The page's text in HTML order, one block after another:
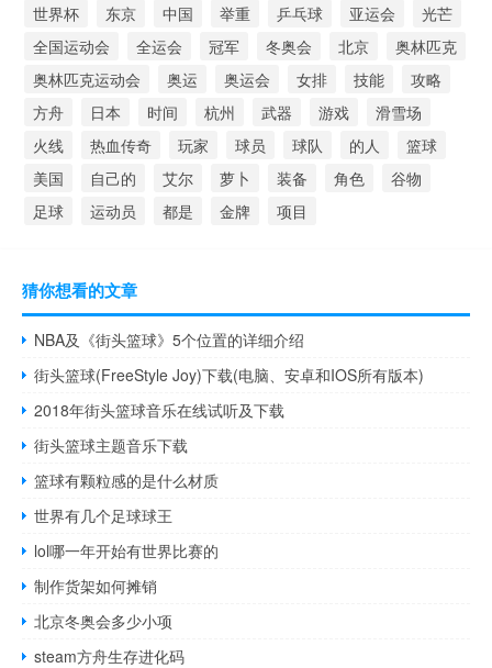
世界杯 东京 中国 举重 乒乓球 亚运会
光芒
全国运动会
全运会 冠军 冬奥会 北京
奥林匹克
奥林匹克运动会
奥运 奥运会 女排 技能
攻略
方舟
日本 时间 杭州 武器 游戏
滑雪场
火线
热血传奇 玩家 球员 球队 的人
篮球
美国
自己的 艾尔 萝卜 装备 角色
谷物
足球
运动员 都是 金牌 项目
猜你想看的文章
NBA及《街头篮球》5个位置的详细介绍
街头篮球(FreeStyle Joy)下载(电脑、安卓和IOS所有版本)
2018年街头篮球音乐在线试听及下载
街头篮球主题音乐下载
篮球有颗粒感的是什么材质
世界有几个足球球王
lol哪一年开始有世界比赛的
制作货架如何摊销
北京冬奥会多少小项
steam方舟生存进化码